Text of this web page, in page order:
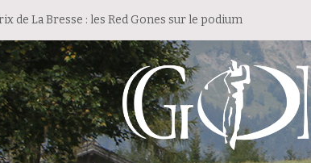
de La Bresse : les Red Gones sur le podium